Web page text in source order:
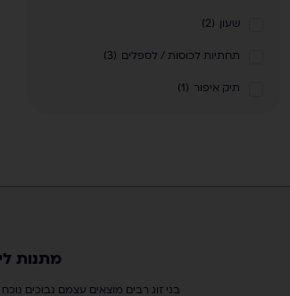
שעון (
2
)
תחתיות לכוסות / לספלים (
3
)
תיק איפור (
1
)
מתנות
בני זוג רבים מוצאים עצמם נבוכים